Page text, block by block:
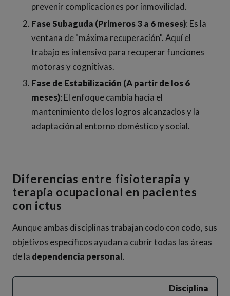
prevenir complicaciones por inmovilidad.
Fase Subaguda (Primeros 3 a 6 meses): Es la
ventana de "máxima recuperación". Aquí el
trabajo es intensivo para recuperar funciones
motoras y cognitivas.
Fase de Estabilización (A partir de los 6
meses): El enfoque cambia hacia el
mantenimiento de los logros alcanzados y la
adaptación al entorno doméstico y social.
Diferencias entre fisioterapia y
terapia ocupacional en pacientes
con ictus
Aunque ambas disciplinas trabajan codo con codo, sus
objetivos específicos ayudan a cubrir todas las áreas
de la dependencia personal.
Disciplina